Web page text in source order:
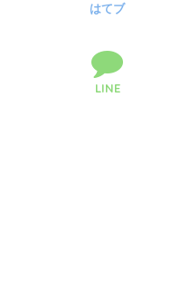
はてブ
LINE